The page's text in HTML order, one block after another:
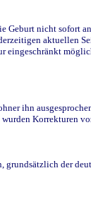
Geburt nicht sofort
aktuellen
eingeschränkt
ihn
Korrekturen
der